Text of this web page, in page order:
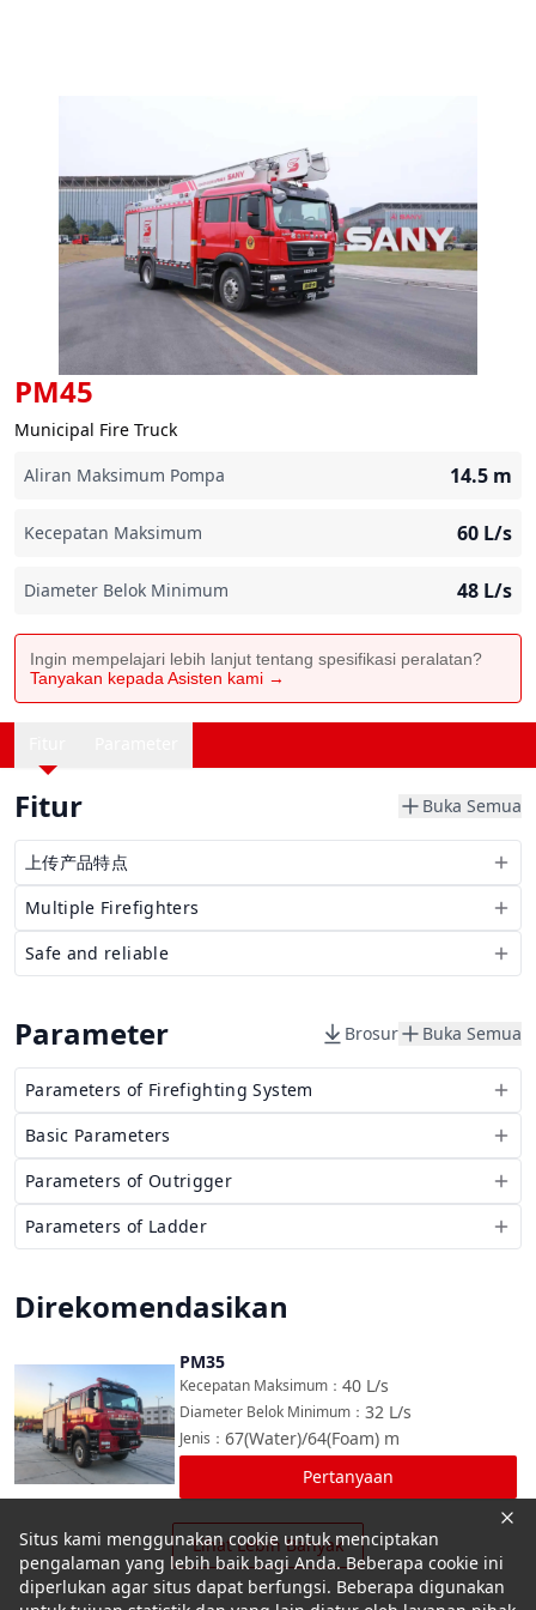
PM45
Municipal Fire Truck
Aliran Maksimum Pompa
14.5 m
Kecepatan Maksimum 60 L/s
Diameter Belok Minimum 48 L/s
Ingin mempelajari lebih lanjut tentang spesifikasi peralatan?
Tanyakan kepada Asisten kami →
Fitur Buka Semua
上传产品特点
Multiple Firefighters
Safe and reliable
Parameter Brosur Buka Semua
Parameters of Firefighting System
Basic Parameters
Parameters of Outrigger
Parameters of Ladder
Direkomendasikan
PM35
40 L/s
Kecepatan Maksimum ：
32 L/s
Diameter Belok Minimum ：
67(Water)/64(Foam) m
Jenis ：
Pertanyaan
Lihat Lebih Banyak
Situs kami menggunakan cookie untuk menciptakan
pengalaman yang lebih baik bagi Anda. Beberapa cookie ini
diperlukan agar situs dapat berfungsi. Beberapa digunakan